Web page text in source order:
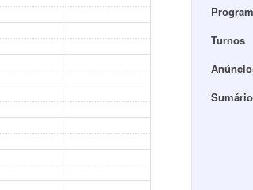
Turnos